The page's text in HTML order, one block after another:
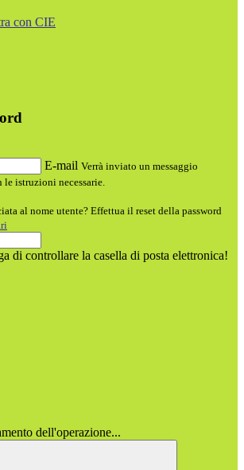
con CIE
E-mail Verrà inviato un messaggio
istruzioni necessarie.
al nome utente? Effettua il reset della password
di controllare la casella di posta elettronica!
dell'operazione...